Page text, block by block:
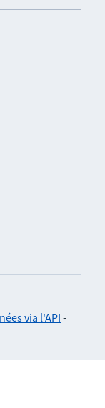
via l'API -